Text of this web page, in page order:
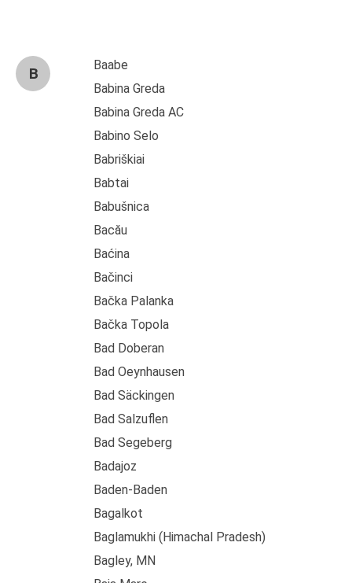
B
Baabe
Babina Greda
Babina Greda AC
Babino Selo
Babriškiai
Babtai
Babušnica
Bacău
Baćina
Bačinci
Bačka Palanka
Bačka Topola
Bad Doberan
Bad Oeynhausen
Bad Säckingen
Bad Salzuflen
Bad Segeberg
Badajoz
Baden-Baden
Bagalkot
Baglamukhi (Himachal Pradesh)
Bagley, MN